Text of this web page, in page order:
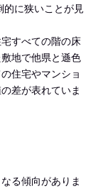
的に狭いことが見
すべての階の床
地で他県と遜色
住宅やマンショ
差が表れていま
る傾向がありま